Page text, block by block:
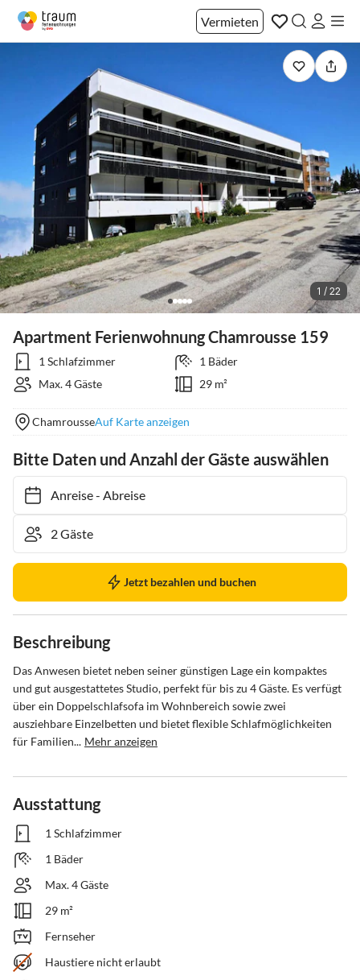
Vermieten
1 / 22
Apartment Ferienwohnung Chamrousse 159
1 Schlafzimmer
1 Bäder
Max. 4 Gäste
29 m²
ChamrousseAuf Karte anzeigen
Bitte Daten und Anzahl der Gäste auswählen
Anreise- Abreise
Jetzt bezahlen und buchen
Beschreibung
Das Anwesen bietet neben seiner günstigen Lage ein kompaktes
und gut ausgestattetes Studio, perfekt für bis zu 4 Gäste. Es verfügt
über ein Doppelschlafsofa im Wohnbereich sowie zwei
ausziehbare Einzelbetten und bietet flexible Schlafmöglichkeiten
für Familien... Mehr anzeigen
Ausstattung
1 Schlafzimmer
1 Bäder
Max. 4 Gäste
29 m²
Fernseher
Haustiere nicht erlaubt